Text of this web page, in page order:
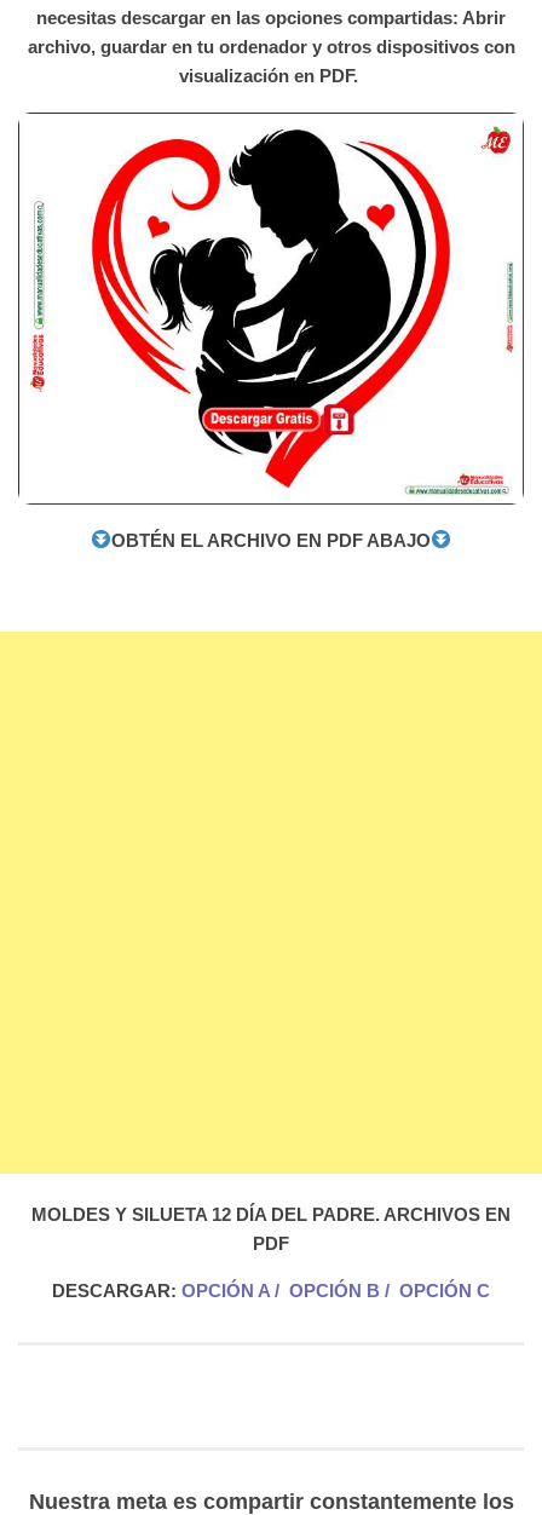
necesitas descargar en las opciones compartidas: Abrir
archivo, guardar en tu ordenador y otros dispositivos con
visualización en PDF.
OBTÉN EL ARCHIVO EN PDF ABAJO
MOLDES Y SILUETA 12 DÍA DEL PADRE. ARCHIVOS EN
PDF
DESCARGAR: OPCIÓN A / OPCIÓN B / OPCIÓN C
Nuestra meta es compartir constantemente los